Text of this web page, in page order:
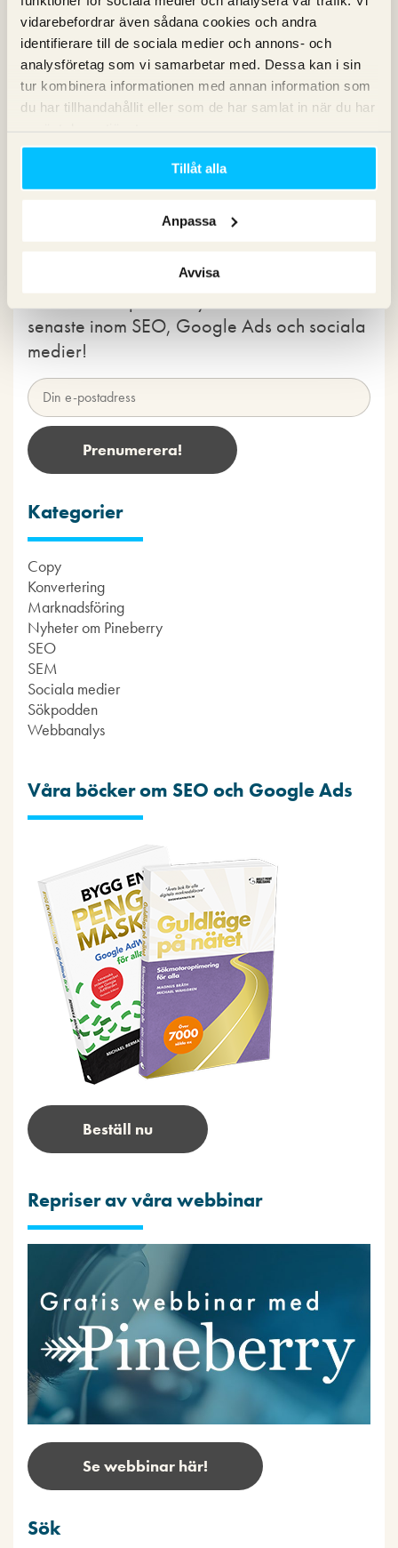
vidarebefordrar även sådana cookies och andra
identifierare till de sociala medier och annons- och
analysföretag som vi samarbetar med. Dessa kan i sin
tur kombinera informationen med annan information som
du har tillhandahållit eller som de har samlat in när du har
Tillåt alla
Anpassa
Avvisa
håller helt med om att URL-länkar är väldigt ”naturliga”.
Det var faktiskt inte en smslånesajt utan en sajt i ett
ganska traditionellt segment 🙂
Pingback: En ny Pingvin | Sökmotorkonsult.se
Kommentarsfältet är stängt.
Prenumerera på vårt nyhetsbrev för det
senaste inom SEO, Google Ads och sociala
medier!
Kategorier
Copy
Konvertering
Marknadsföring
Nyheter om Pineberry
SEO
SEM
Sociala medier
Sökpodden
Webbanalys
Våra böcker om SEO och Google Ads
Beställ nu
Repriser av våra webbinar
Se webbinar här!
Sök